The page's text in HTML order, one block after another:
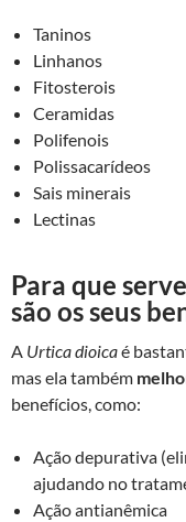
Taninos
Linhanos
Fitosterois
Ceramidas
Polifenois
Polissacarídeos
Sais minerais
Lectinas
Para que
são os seus
A Urtica dioicaé
mas ela também
benefícios, como:
Ação depurativa
ajudando no
Ação antianêmica